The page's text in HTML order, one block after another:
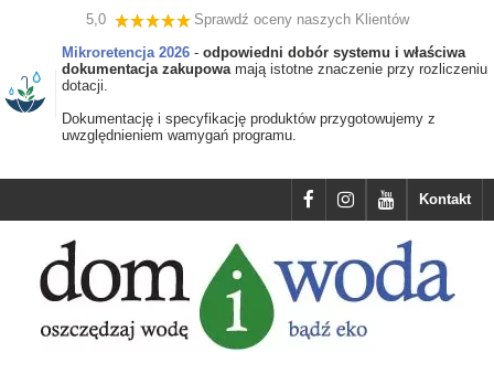
5,0
Sprawdź oceny naszych Klientów
Mikroretencja 2026 - odpowiedni dobór systemu i właściwa
dokumentacja zakupowamają istotne znaczenie przy rozliczeniu
dotacji.
Dokumentację i specyfikację produktów przygotowujemy z
uwzględnieniem wamygań programu.
Kontakt